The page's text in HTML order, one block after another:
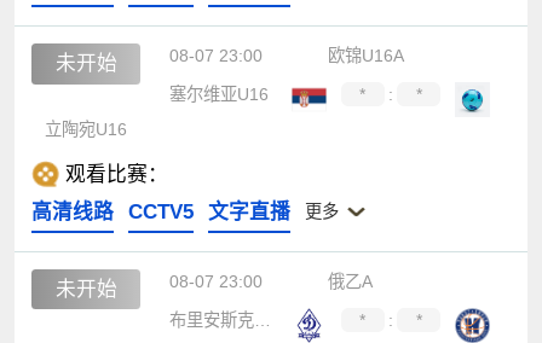
未开始 08-07 23:00
欧锦U16A
塞尔维亚U16
* :
*
立陶宛U16
观看比赛：
高清线路
CCTV5 文字直播 更多
未开始 08-07 23:00
俄乙A
布里安斯克迪纳摩
* :
*